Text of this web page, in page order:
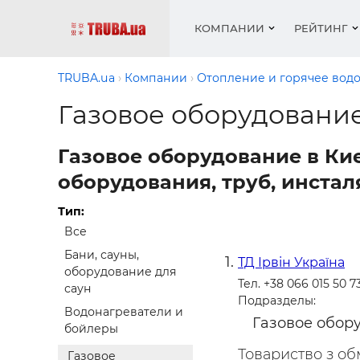
КОМПАНИИ РЕЙТИНГ
Холод,
Работа
TRUBA.ua Компании Отопление и горячее
Газовое
Газовое оборудование в
оборудования, труб,
Тип:
Все
Бани, сауны,
оборудование для
саун
Водонагреватели и
бойлеры
Газовое
ТД Ірвін Україна
Тел. +38 066 015 50
Подразделы:
Газовое
Товариство з